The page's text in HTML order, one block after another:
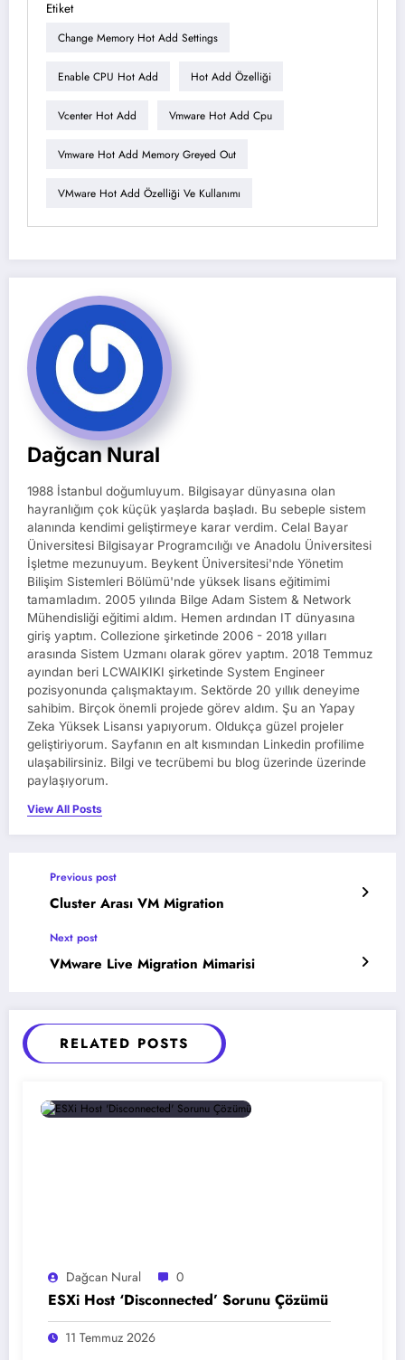
Etiket
Change Memory Hot Add Settings
Enable CPU Hot Add Hot Add Özelliği
Vcenter Hot Add Vmware Hot Add Cpu
Vmware Hot Add Memory Greyed Out
VMware Hot Add Özelliği Ve Kullanımı
Dağcan Nural
1988 İstanbul doğumluyum. Bilgisayar dünyasına olan
hayranlığım çok küçük yaşlarda başladı. Bu sebeple sistem
alanında kendimi geliştirmeye karar verdim. Celal Bayar
Üniversitesi Bilgisayar Programcılığı ve Anadolu Üniversitesi
İşletme mezunuyum. Beykent Üniversitesi'nde Yönetim
Bilişim Sistemleri Bölümü'nde yüksek lisans eğitimimi
tamamladım. 2005 yılında Bilge Adam Sistem & Network
Mühendisliği eğitimi aldım. Hemen ardından IT dünyasına
giriş yaptım. Collezione şirketinde 2006 - 2018 yılları
arasında Sistem Uzmanı olarak görev yaptım. 2018 Temmuz
ayından beri LCWAIKIKI şirketinde System Engineer
pozisyonunda çalışmaktayım. Sektörde 20 yıllık deneyime
sahibim. Birçok önemli projede görev aldım. Şu an Yapay
Zeka Yüksek Lisansı yapıyorum. Oldukça güzel projeler
geliştiriyorum. Sayfanın en alt kısmından Linkedin profilime
ulaşabilirsiniz. Bilgi ve tecrübemi bu blog üzerinde üzerinde
paylaşıyorum.
View All Posts
Previous post
Cluster Arası VM Migration
Next post
VMware Live Migration Mimarisi
RELATED POSTS
Dağcan Nural 0
ESXi Host ‘Disconnected’ Sorunu Çözümü
11 Temmuz 2026